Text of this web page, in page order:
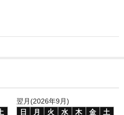
翌月(2026年9月)
日
月 火 水 木 金
土